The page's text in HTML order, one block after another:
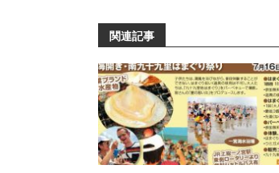
関連記事